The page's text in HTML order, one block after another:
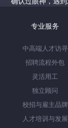
专业服务
中高端人才访寻
招聘流程外包
灵活用工
独立顾问
校招与雇主品牌
人才培训与发展